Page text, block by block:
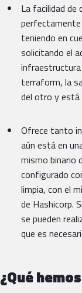
La facilidad de
perfectamente
teniendo en
solicitando el
infraestructura
terraform, la
del otro y
Ofrece tanto
aún está en
mismo binario
configurado
limpia, con el
de Hashicorp.
se pueden
que es
¿Qué